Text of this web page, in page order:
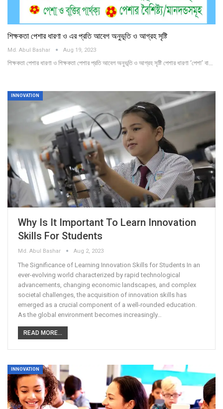
শিক্ষকতা পেশার ধারণা ও এর প্রতি আবেগ অনুভূতি ও আগ্রহ সৃষ্টি
Md. Abul Bashar Aug 19, 2023
শিক্ষকতা পেশার ধারণা ও শিক্ষকতা পেশার প্রতি আবেগ অনুভূতি ও আগ্রহ সৃষ্টি পেশার ধারণা ‘পেশা’ বা…
INNOVATION
Why Is It Important To Learn Innovation
Skills For Students
Md. Abul Bashar Aug 2, 2023
The Significance of Learning Innovation Skills for Students In an
ever-evolving world characterized by rapid technological
advancements, changing economic landscapes, and complex
societal challenges, the acquisition of innovation skills has
emerged as a crucial component of a well-rounded education.
As the global environment becomes increasingly…
READ MORE...
INNOVATION